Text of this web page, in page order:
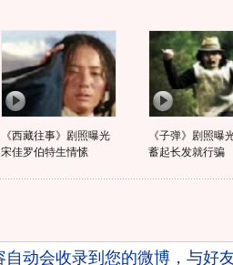
《西藏往事》剧照曝光
宋佳罗伯特生情愫
《子弹》剧照曝
蓄起长发就行骗